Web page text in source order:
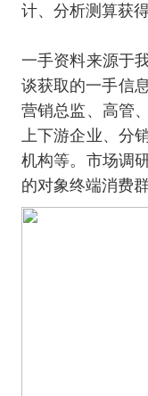
计、分析测算获
一手资料来源于
谈获取的一手信
营销总监、高管
上下游企业、分
机构等。市场调
的对象终端消费群